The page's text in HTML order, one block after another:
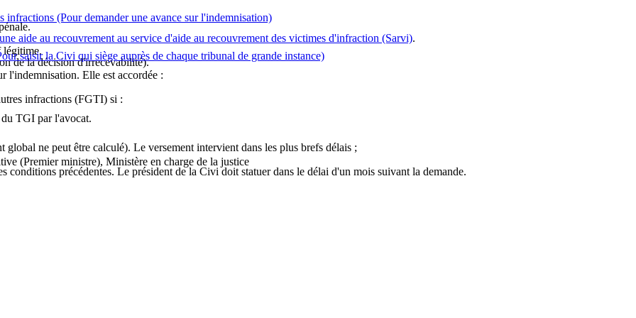
légitime.
l'indemnisation. Elle est accordée :
infractions (FGTI) si :
ne peut être calculé). Le versement intervient dans les plus brefs délais ;
conditions précédentes. Le président de la Civi doit statuer dans le délai d'un mois suivant la demande.
une aide au recouvrement au service d'aide au recouvrement des victimes d'infraction (Sarvi).
de la décision d'irrecevabilité).
TGI par l'avocat.
infractions (Pour demander une avance sur l'indemnisation)
saisir la Civi qui siège auprès de chaque tribunal de grande instance)
(Premier ministre), Ministère en charge de la justice